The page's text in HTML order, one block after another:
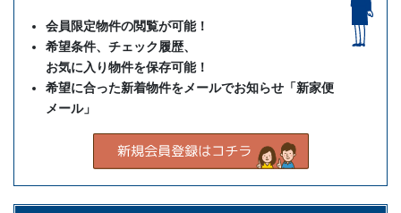
会員限定物件の閲覧が可能！
希望条件、チェック履歴、
お気に入り物件を保存可能！
希望に合った新着物件をメールでお知らせ「新家便
メール」